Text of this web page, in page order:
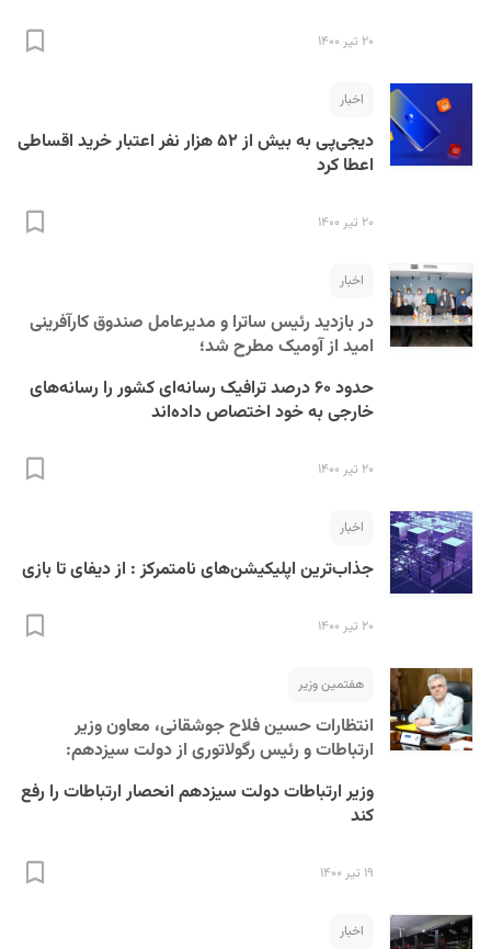
۲۰ تیر ۱۴۰۰
اخبار
دیجی‌پی به بیش از ۵۲ هزار نفر اعتبار خرید اقساطی
اعطا کرد
۲۰ تیر ۱۴۰۰
اخبار
در بازدید رئیس ساترا و مدیرعامل صندوق کارآفرینی
امید از آومیک مطرح شد؛
حدود ۶۰ درصد ترافیک رسانه‌ای کشور را رسانه‌های
خارجی به خود اختصاص داده‌اند
۲۰ تیر ۱۴۰۰
اخبار
جذاب‌ترین اپلیکیشن‌های نامتمرکز : از دیفای تا بازی
۲۰ تیر ۱۴۰۰
هفتمین وزیر
انتظارات حسین فلاح جوشقانی، معاون وزیر
ارتباطات و رئیس رگولاتوری از دولت سیزدهم:
وزیر ارتباطات دولت سیزدهم انحصار ارتباطات را رفع
کند
۱۹ تیر ۱۴۰۰
اخبار